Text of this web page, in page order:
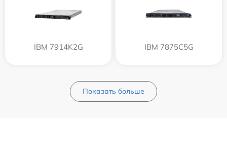
IBM 7914K2G IBM 7875C5G
Показать больше